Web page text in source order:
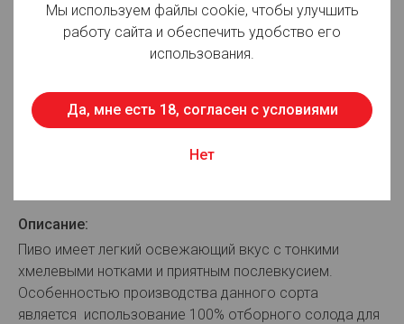
Оттенок: Светлое
365 суток
Страна производства:
Описание:
Пиво имеет легкий освежающий вкус с тонкими
хмелевыми нотками и приятным послевкусием.
Особенностью производства данного сорта
является использование 100% отборного солода для
Мы используем файлы cookie, чтобы улучшить
работу сайта и обеспечить удобство его
использования.
Да, мне есть 18, согласен с условиями
Нет